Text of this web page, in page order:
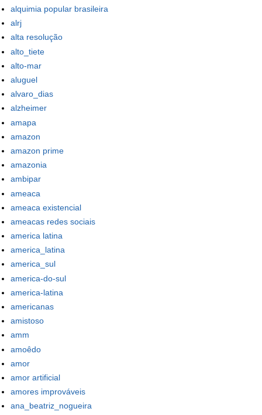
alquimia popular brasileira
alrj
alta resolução
alto_tiete
alto-mar
aluguel
alvaro_dias
alzheimer
amapa
amazon
amazon prime
amazonia
ambipar
ameaca
ameaca existencial
ameacas redes sociais
america latina
america_latina
america_sul
america-do-sul
america-latina
americanas
amistoso
amm
amoêdo
amor
amor artificial
amores improváveis
ana_beatriz_nogueira